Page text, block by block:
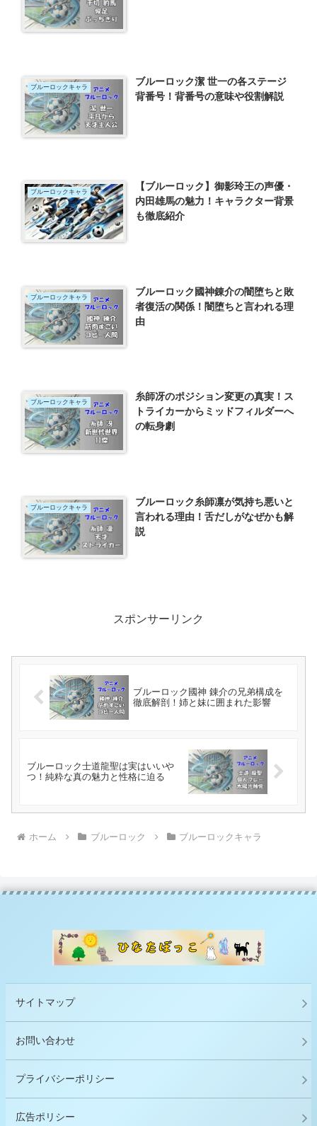
ブルーロックキャラ
ブルーロック潔 世一の各ステージ
背番号！背番号の意味や役割解説
ブルーロックキャラ
【ブルーロック】御影玲王の声優・
内田雄馬の魅力！キャラクター背景
も徹底紹介
ブルーロックキャラ
ブルーロック國神錬介の闇堕ちと敗
者復活の関係！闇堕ちと言われる理
由
ブルーロックキャラ
糸師冴のポジション変更の真実！ス
トライカーからミッドフィルダーへ
の転身劇
ブルーロックキャラ
ブルーロック糸師凛が気持ち悪いと
言われる理由！舌だしがなぜかも解
説
スポンサーリンク
ブルーロック國神 錬介の兄弟構成を
徹底解剖！姉と妹に囲まれた影響
ブルーロック士道龍聖は実はいいや
つ！純粋な真の魅力と性格に迫る
ホーム ブルーロック ブルーロックキャラ
サイトマップ
お問い合わせ
プライバシーポリシー
広告ポリシー